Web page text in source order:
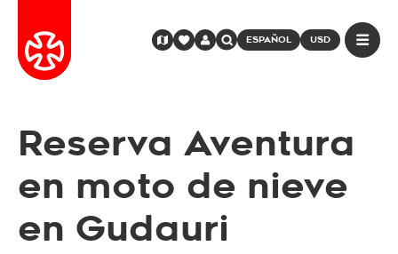
ESPAÑOL USD
Reserva Aventura
en moto de nieve
en Gudauri